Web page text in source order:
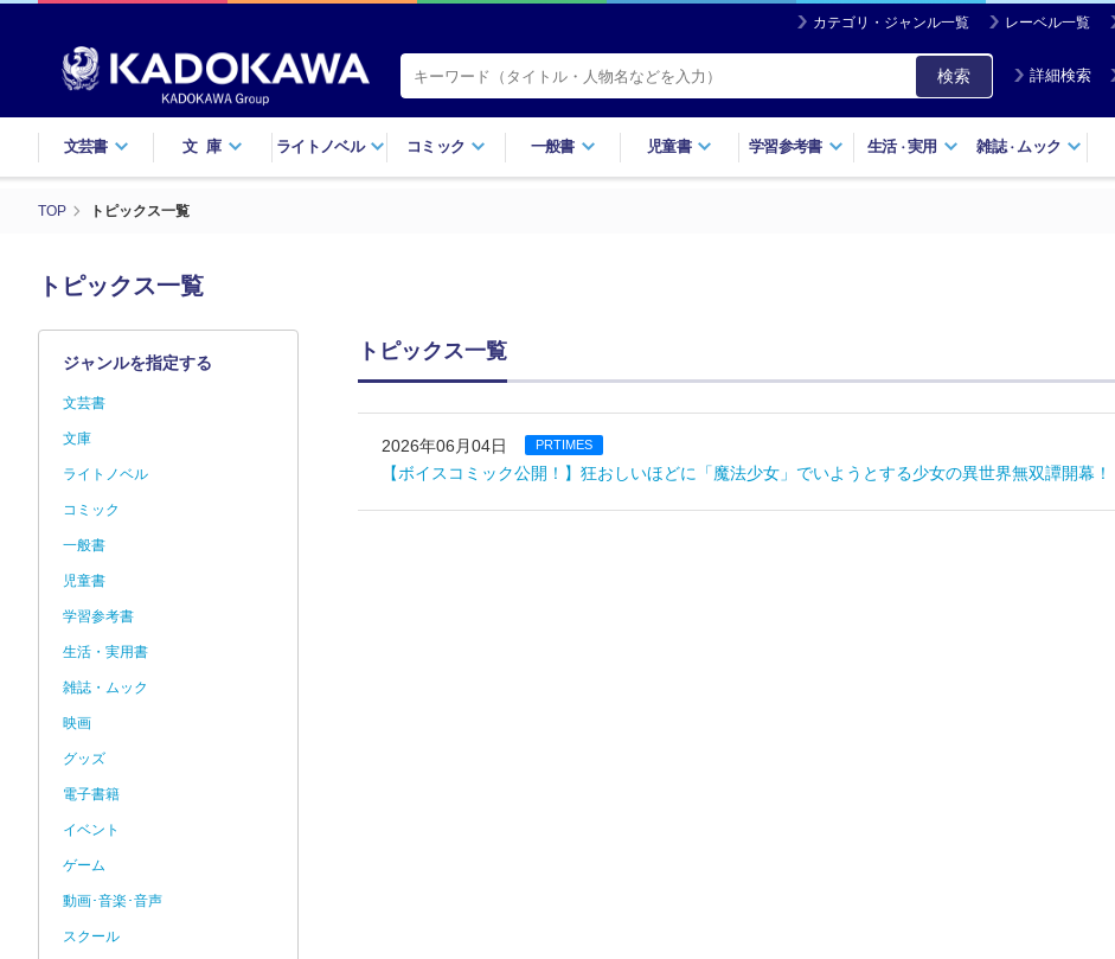
カテゴリ・ジャンル一覧 レーベル一覧
検索 詳細検索
文芸書 文庫 ライトノベル コミック 一般書 児童書 学習参考書 生活・実用 雑誌・ ムック
TOP トピックス一覧
トピックス一覧
トピックス一覧
2026年06月04日 PRTIMES
【ボイスコミック公開！】狂おしいほどに「魔法少女」でいようとする少女の異世界無双譚開幕
ジャンルを指定する
文芸書
文庫
ライトノベル
コミック
一般書
児童書
学習参考書
生活・実用書
雑誌・ムック
映画
グッズ
電子書籍
イベント
ゲーム
動画･音楽･音声
スクール